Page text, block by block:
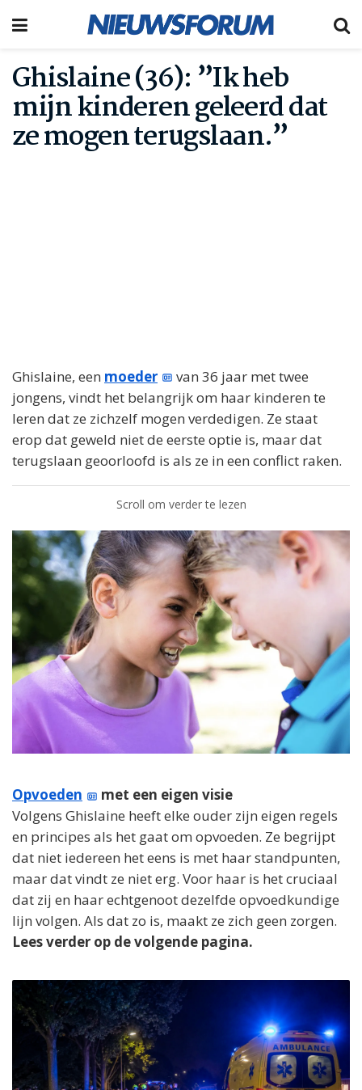
Ghislaine (36): ”Ik heb
mijn kinderen geleerd dat
ze mogen terugslaan.”
Ghislaine, een moeder
van 36 jaar met twee
jongens, vindt het belangrijk om haar kinderen te
leren dat ze zichzelf mogen verdedigen. Ze staat
erop dat geweld niet de eerste optie is, maar dat
terugslaan geoorloofd is als ze in een conflict raken.
Scroll om verder te lezen
Opvoeden
met een eigen visie
Volgens Ghislaine heeft elke ouder zijn eigen regels
en principes als het gaat om opvoeden. Ze begrijpt
dat niet iedereen het eens is met haar standpunten,
maar dat vindt ze niet erg. Voor haar is het cruciaal
dat zij en haar echtgenoot dezelfde opvoedkundige
lijn volgen. Als dat zo is, maakt ze zich geen zorgen.
Lees verder op de volgende pagina.